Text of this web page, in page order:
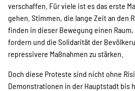
verschaffen. Für viele ist es das erste
gehen. Stimmen, die lange Zeit an den
finden in dieser Bewegung einen Raum,
fordern und die Solidarität der
repressivere Maßnahmen zu stärken.
Doch diese Proteste sind nicht ohne
Demonstrationen in der Hauptstadt bis